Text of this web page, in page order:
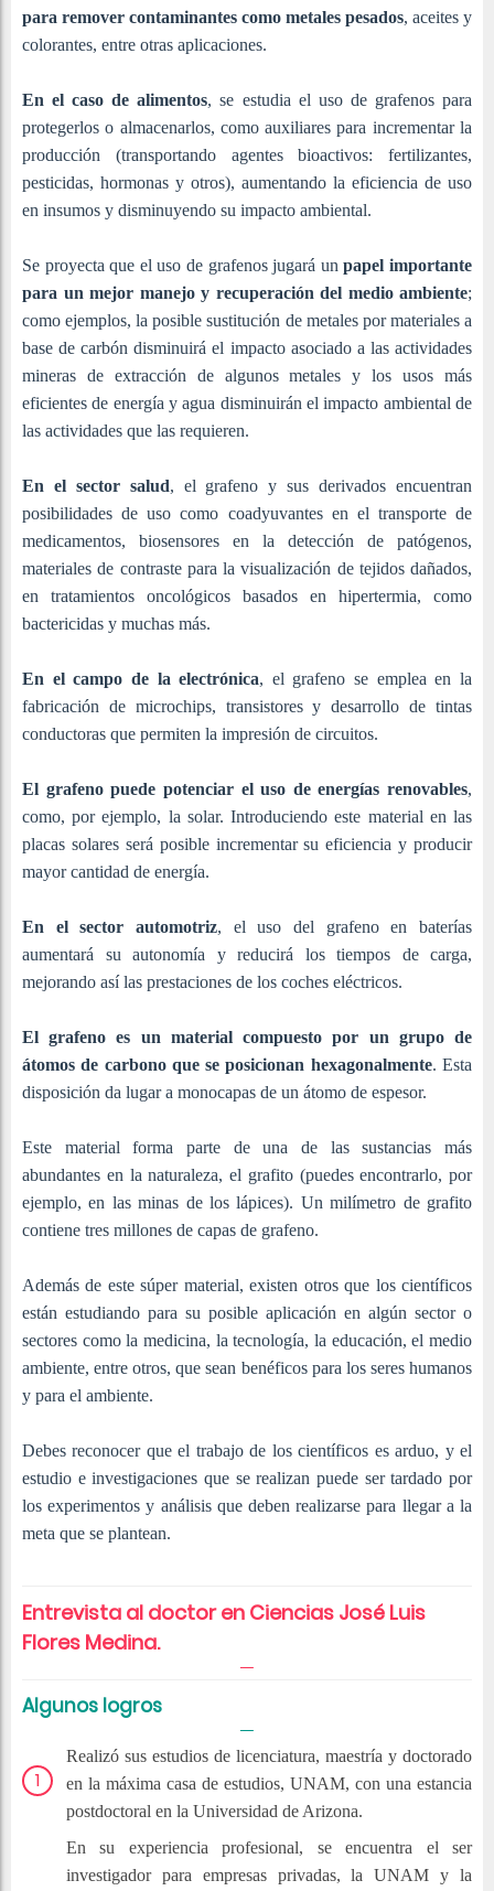
para remover contaminantes como metales pesados, aceites y
colorantes, entre otras aplicaciones.
En el caso de alimentos, se estudia el uso de grafenos para
protegerlos o almacenarlos, como auxiliares para incrementar la
producción (transportando agentes bioactivos: fertilizantes,
pesticidas, hormonas y otros), aumentando la eficiencia de uso
en insumos y disminuyendo su impacto ambiental.
Se proyecta que el uso de grafenos jugará unpapel importante
para un mejor manejo y recuperación del medio ambiente;
como ejemplos, la posible sustitución de metales por materiales a
base de carbón disminuirá el impacto asociado a las actividades
mineras de extracción de algunos metales y los usos más
eficientes de energía y agua disminuirán el impacto ambiental de
las actividades que las requieren.
En el sector salud, el grafeno y sus derivados encuentran
posibilidades de uso como coadyuvantes en el transporte de
medicamentos, biosensores en la detección de patógenos,
materiales de contraste para la visualización de tejidos dañados,
en tratamientos oncológicos basados en hipertermia, como
bactericidas y muchas más.
En el campo de la electrónica, el grafeno se emplea en la
fabricación de microchips, transistores y desarrollo de tintas
conductoras que permiten la impresión de circuitos.
El grafeno puede potenciar el uso de energías renovables,
como, por ejemplo, la solar. Introduciendo este material en las
placas solares será posible incrementar su eficiencia y producir
mayor cantidad de energía.
En el sector automotriz, el uso del grafeno en baterías
aumentará su autonomía y reducirá los tiempos de carga,
mejorando así las prestaciones de los coches eléctricos.
El grafeno es un material compuesto por un grupo de
átomos de carbono que se posicionan hexagonalmente. Esta
disposición da lugar a monocapas de un átomo de espesor.
Este material forma parte de una de las sustancias más
abundantes en la naturaleza, el grafito (puedes encontrarlo, por
ejemplo, en las minas de los lápices). Un milímetro de grafito
contiene tres millones de capas de grafeno.
Además de este súper material, existen otros que los científicos
están estudiando para su posible aplicación en algún sector o
sectores como la medicina, la tecnología, la educación, el medio
ambiente, entre otros, que sean benéficos para los seres humanos
y para el ambiente.
Debes reconocer que el trabajo de los científicos es arduo, y el
estudio e investigaciones que se realizan puede ser tardado por
los experimentos y análisis que deben realizarse para llegar a la
meta que se plantean.
Entrevista al doctor en Ciencias José Luis
Flores Medina.
Algunos logros
Realizó sus estudios de licenciatura, maestría y doctorado
en la máxima casa de estudios, UNAM, con una estancia
postdoctoral en la Universidad de Arizona.
En su experiencia profesional, se encuentra el ser
investigador para empresas privadas, la UNAM y la